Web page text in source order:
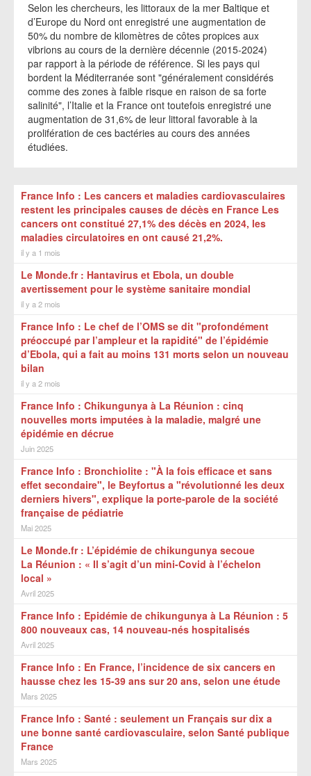
Selon les chercheurs, les littoraux de la mer Baltique et
d’Europe du Nord ont enregistré une augmentation de
50% du nombre de kilomètres de côtes propices aux
vibrions au cours de la dernière décennie (2015-2024)
par rapport à la période de référence. Si les pays qui
bordent la Méditerranée sont "généralement considérés
comme des zones à faible risque en raison de sa forte
salinité", l’Italie et la France ont toutefois enregistré une
augmentation de 31,6% de leur littoral favorable à la
prolifération de ces bactéries au cours des années
étudiées.
France Info : Les cancers et maladies cardiovasculaires
restent les principales causes de décès en France Les
cancers ont constitué 27,1% des décès en 2024, les
maladies circulatoires en ont causé 21,2%.
il y a 1 mois
Le Monde.fr : Hantavirus et Ebola, un double
avertissement pour le système sanitaire mondial
il y a 2 mois
France Info : Le chef de l’OMS se dit "profondément
préoccupé par l’ampleur et la rapidité" de l’épidémie
d’Ebola, qui a fait au moins 131 morts selon un nouveau
bilan
il y a 2 mois
France Info : Chikungunya à La Réunion : cinq
nouvelles morts imputées à la maladie, malgré une
épidémie en décrue
Juin 2025
France Info : Bronchiolite : "À la fois efficace et sans
effet secondaire", le Beyfortus a "révolutionné les deux
derniers hivers", explique la porte-parole de la société
française de pédiatrie
Mai 2025
Le Monde.fr : L’épidémie de chikungunya secoue
La Réunion : « Il s’agit d’un mini-Covid à l’échelon
local »
Avril 2025
France Info : Epidémie de chikungunya à La Réunion : 5
800 nouveaux cas, 14 nouveau-nés hospitalisés
Avril 2025
France Info : En France, l’incidence de six cancers en
hausse chez les 15-39 ans sur 20 ans, selon une étude
Mars 2025
France Info : Santé : seulement un Français sur dix a
une bonne santé cardiovasculaire, selon Santé publique
France
Mars 2025